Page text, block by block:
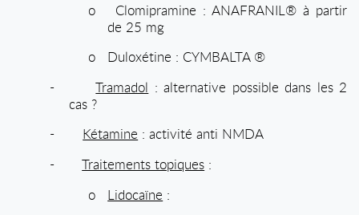
o
Clomipramine : ANAFRANIL® à partir
de 25 mg
o
Duloxétine : CYMBALTA ®
-
Tramadol : alternative possible dans les 2
cas ?
-
Kétamine : activité anti NMDA
-
Traitements topiques :
o
Lidocaïne :